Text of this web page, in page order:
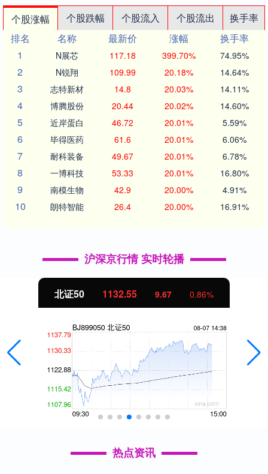
个股涨幅 个股跌幅 个股流入 个股流出
换手率
排名
名称 最新价 涨幅
换手率
1
N展芯 117.18 399.70% 74.95%
2 N锐翔 109.99 20.18% 14.64%
3 志特新材 14.8 20.03% 14.11%
4 博腾股份 20.44 20.02% 14.60%
5 近岸蛋白 46.72 20.01% 5.59%
6 毕得医药 61.6 20.01% 6.06%
7 耐科装备 49.67 20.01% 6.78%
8 一博科技 53.33 20.01% 16.80%
9 南模生物 42.9 20.00% 4.91%
10 朗特智能 26.4 20.00% 16.91%
沪深京行情 实时轮播
北证50 1132.63 9.76 0.87%
热点资讯